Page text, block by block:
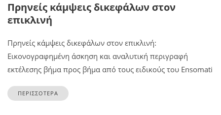
Πρηνείς κάμψεις δικεφάλων στον
επικλινή
Πρηνείς κάμψεις δικεφάλων στον επικλινή:
Εικονογραφημένη άσκηση και αναλυτική περιγραφή
εκτέλεσης βήμα προς βήμα από τους ειδικούς του Ensomati
ΠΕΡΙΣΣΟΤΕΡΑ